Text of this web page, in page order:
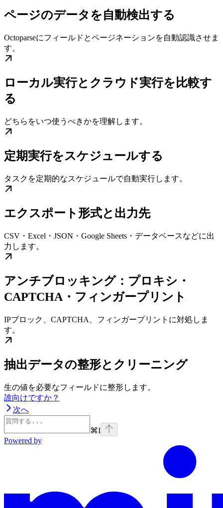
ページのデータを自動検出する
Octoparseにフィールドとページネーションを自動認識させま
す。
ローカル実行とクラウド実行を比較す
る
どちらをいつ使うべきかを理解します。
定期実行をスケジュールする
タスクを定期的なスケジュールで自動実行します。
エクスポート形式と出力先
CSV・Excel・JSON・Google Sheets・データベースなどに出
力します。
アンチブロッキング：プロキシ・
CAPTCHA・フィンガープリント
IPブロック、CAPTCHA、フィンガープリントに対処しま
す。
抽出データの整形とクリーニング
生の値を必要なフィールドに整形します。
誰向けですか？
次へ
⌘I
Powered by